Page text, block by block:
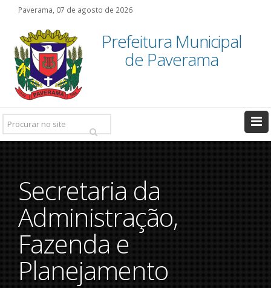
Paverama, 07 de agosto de 2026
Prefeitura Municipal
de Paverama
Pesquisar:
Secretaria da
Administração,
Fazenda e
Planejamento